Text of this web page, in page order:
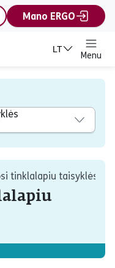
Mano ERGO
LT
Menu
tinklalapiu taisyklės